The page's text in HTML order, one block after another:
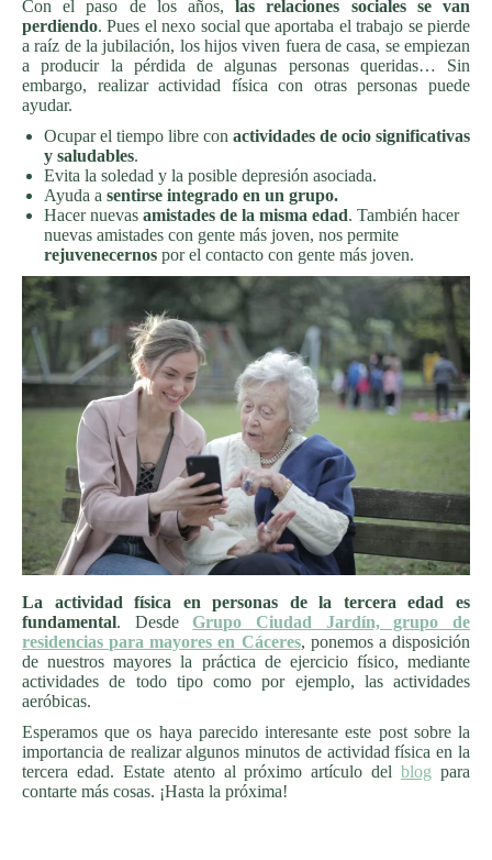
Con el paso de los años,las relaciones sociales se van
perdiendo. Pues el nexo social que aportaba el trabajo se pierde
a raíz de la jubilación, los hijos viven fuera de casa, se empiezan
a producir la pérdida de algunas personas queridas… Sin
embargo, realizar actividad física con otras personas puede
ayudar.
Ocupar el tiempo libre con actividades de ocio significativas
y saludables.
Evita la soledad y la posible depresión asociada.
Ayuda a sentirse integrado en un grupo.
Hacer nuevas amistades de la misma edad. También hacer
nuevas amistades con gente más joven, nos permite
rejuvenecernos por el contacto con gente más joven.
La actividad física en personas de la tercera edad es
fundamental. Desde Grupo Ciudad Jardín, grupo de
residencias para mayores en Cáceres, ponemos a disposición
de nuestros mayores la práctica de ejercicio físico, mediante
actividades de todo tipo como por ejemplo, las actividades
aeróbicas.
Esperamos que os haya parecido interesante este post sobre la
importancia de realizar algunos minutos de actividad física en la
tercera edad. Estate atento al próximo artículo delblog para
contarte más cosas. ¡Hasta la próxima!